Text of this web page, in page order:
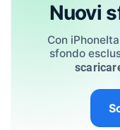
Nuovi
Con
sfondo